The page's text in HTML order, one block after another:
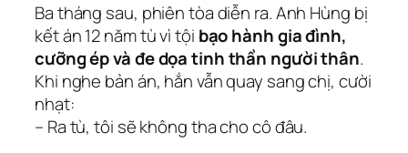
Ba tháng sau, phiên tòa diễn ra. Anh Hùng bị
kết án 12 năm tù vì tội bạo hành gia đình,
cưỡng ép và đe dọa tinh thần người thân.
Khi nghe bản án, hắn vẫn quay sang chị, cười
nhạt:
– Ra tù, tôi sẽ không tha cho cô đâu.